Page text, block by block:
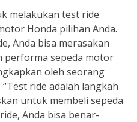
melakukan test ride
Honda pilihan Anda.
Anda bisa merasakan
performa sepeda motor
oleh seorang
ride adalah langkah
untuk membeli sepeda
Anda bisa benar-